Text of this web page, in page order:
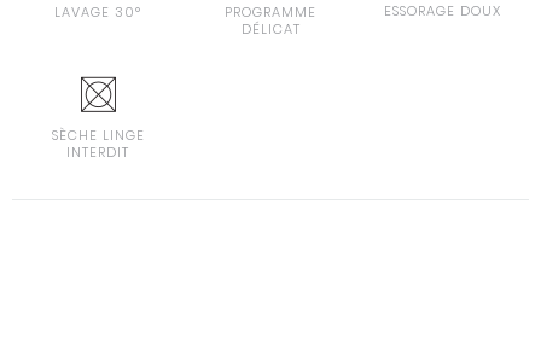
LAVAGE 30°
PROGRAMME
DÉLICAT
ESSORAGE DOUX
SÈCHE LINGE
INTERDIT